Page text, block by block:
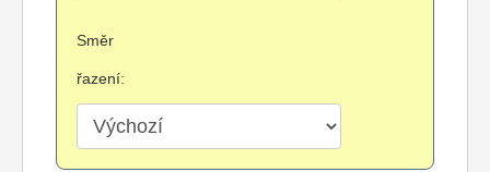
Směr
řazení: